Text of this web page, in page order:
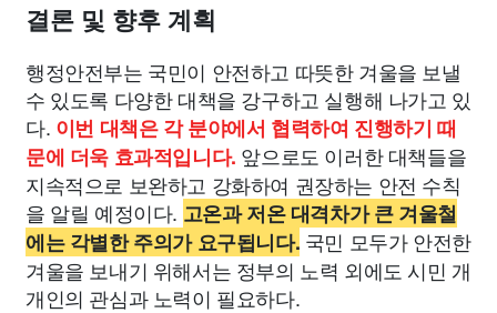
결론 및 향후 계획
행정안전부는 국민이 안전하고 따뜻한 겨울을 보낼
수 있도록 다양한 대책을 강구하고 실행해 나가고 있
다. 이번 대책은 각 분야에서 협력하여 진행하기 때
문에 더욱 효과적입니다. 앞으로도 이러한 대책들을
지속적으로 보완하고 강화하여 권장하는 안전 수칙
을 알릴 예정이다. 고온과 저온 대격차가 큰 겨울철
에는 각별한 주의가 요구됩니다. 국민 모두가 안전한
겨울을 보내기 위해서는 정부의 노력 외에도 시민 개
개인의 관심과 노력이 필요하다.